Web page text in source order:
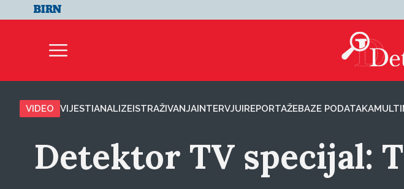
VIDEO VIJESTIANALIZEISTRAŽIVANJAINTERVJUIREPORTAŽEBAZE PODATAKA
Detektor TV specijal: